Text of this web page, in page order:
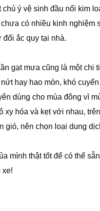
chú ý vệ sinh đầu nối kim
có nhiều kinh nghiệm
đổi ắc quy tại nhà.
gạt mưa cũng là một chi
hay hao mòn, khó
dùng cho mùa đông vì
xy hóa và kẹt với nhau,
gió, nên chọn loại dung
mình thật tốt để có thể
xe!